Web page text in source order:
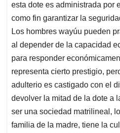
esta dote es administrada por
como fin garantizar la
Los hombres wayúu pueden
al depender de la capacidad
para responder
representa cierto prestigio,
adulterio es castigado con el
devolver la mitad de la dote a
ser una sociedad matrilineal,
familia de la madre, tiene la